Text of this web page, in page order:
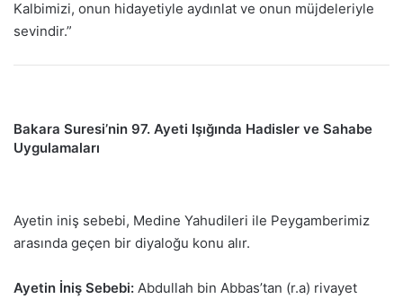
Kalbimizi, onun hidayetiyle aydınlat ve onun müjdeleriyle
sevindir.”
Bakara Suresi’nin 97. Ayeti Işığında Hadisler ve Sahabe
Uygulamaları
Ayetin iniş sebebi, Medine Yahudileri ile Peygamberimiz
arasında geçen bir diyaloğu konu alır.
Ayetin İniş Sebebi: Abdullah bin Abbas’tan (r.a) rivayet